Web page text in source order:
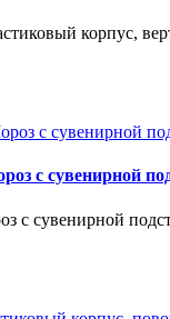
корпус,
с сувенирной
сувенирной